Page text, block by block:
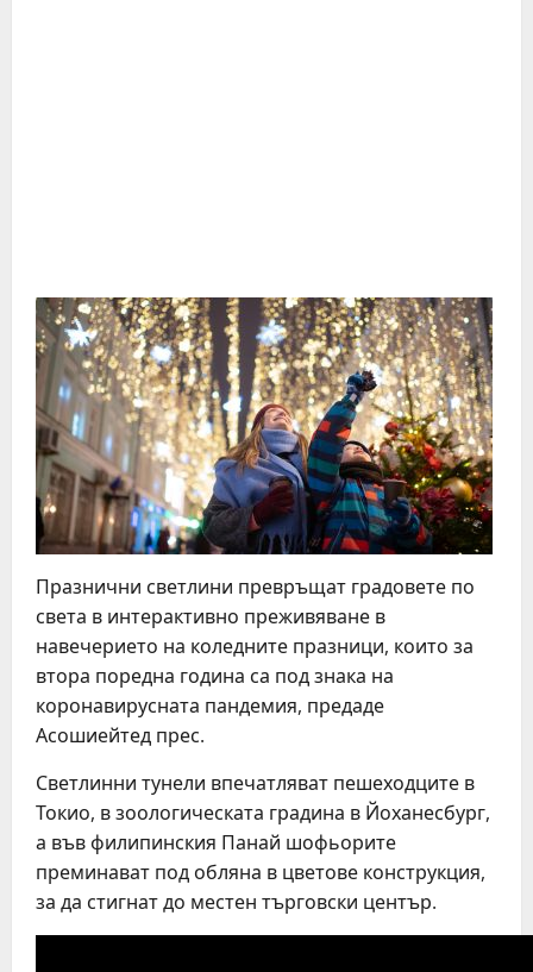
Празнични светлини превръщат градовете по
света в интерактивно преживяване в
навечерието на коледните празници, които за
втора поредна година са под знака на
коронавирусната пандемия, предаде
Асошиейтед прес.
Светлинни тунели впечатляват пешеходците в
Токио, в зоологическата градина в Йоханесбург,
а във филипинския Панай шофьорите
преминават под обляна в цветове конструкция,
за да стигнат до местен търговски център.